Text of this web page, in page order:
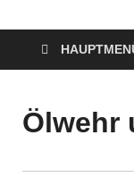
Ölwehr